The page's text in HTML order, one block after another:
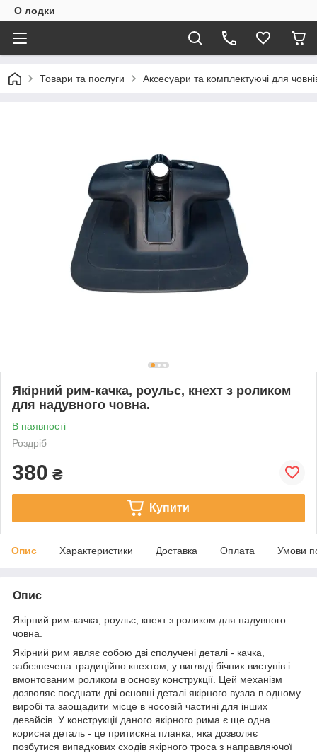
О лодки
Товари та послуги Аксесуари та комплектуючі для
Якірний рим-качка, роульс, кнехт з роликом
для надувного човна.
В наявності
Роздріб
380 ₴
Купити
Опис Характеристики Доставка Оплата Умови
Опис
Якірний рим-качка, роульс, кнехт з роликом для надувного
човна.
Якірний рим являє собою дві сполучені деталі - качка,
забезпечена традиційно кнехтом, у вигляді бічних виступів і
вмонтованим роликом в основу конструкції. Цей механізм
дозволяє поєднати дві основні деталі якірного вузла в одному
виробі та заощадити місце в носовій частині для інших
девайсів. У конструкції даного якірного рима є ще одна
корисна деталь - це притискна планка, яка дозволяє
позбутися випадкових сходів якірного троса з направляючої